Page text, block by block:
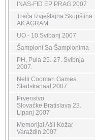
INAS-FID EP PRAG 2007
Treća Izvještajna Skupština
AK AGRAM
UO - 10.Svibanj 2007
Šampioni Sa Šampionima
PH, Pula 25.-27. Svibnja
2007.
Nelli Cooman Games,
Stadskanaal 2007
Prvenstvo
Slovačke,Bratislava 23.
Lipanj 2007
Memorijal Ašli Kožar -
Varaždin 2007